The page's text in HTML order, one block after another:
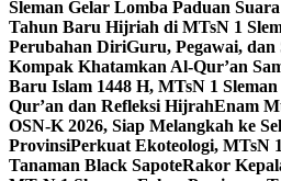
Sleman Gelar Lomba Paduan
Tahun Baru Hijriah di MTsN 1
Perubahan DiriGuru, Pegawai, dan
Kompak Khatamkan Al-Qur’an
Baru Islam 1448 H, MTsN 1
Qur’an dan Refleksi HijrahEnam
OSN-K 2026, Siap Melangkah ke
ProvinsiPerkuat Ekoteologi, MTsN
Tanaman Black SapoteRakor